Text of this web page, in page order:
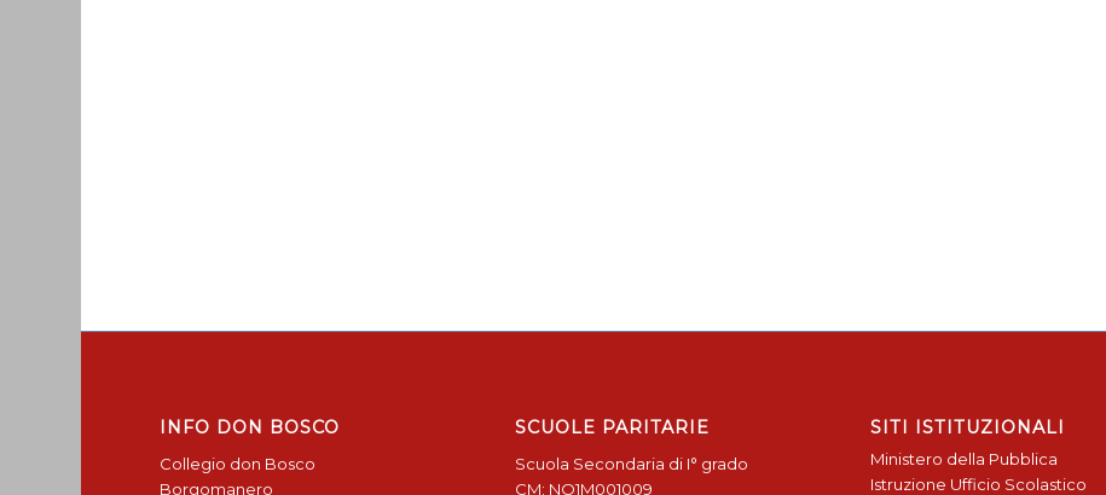
INFO DON BOSCO
Collegio don Bosco
Borgomanero
SCUOLE PARITARIE
Scuola Secondaria di I° grado
CM: NO1M001009
SITI ISTITUZIONALI
Ministero della Pubblica
Istruzione Ufficio Scolastico